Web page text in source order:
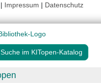
| Impressum | Datenschutz
Suche im KITopen-Katalog